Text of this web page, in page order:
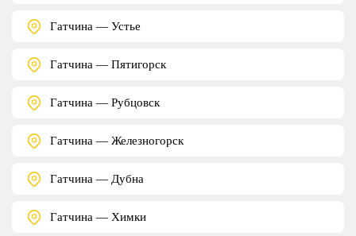
Гатчина — Устье
Гатчина — Пятигорск
Гатчина — Рубцовск
Гатчина — Железногорск
Гатчина — Дубна
Гатчина — Химки